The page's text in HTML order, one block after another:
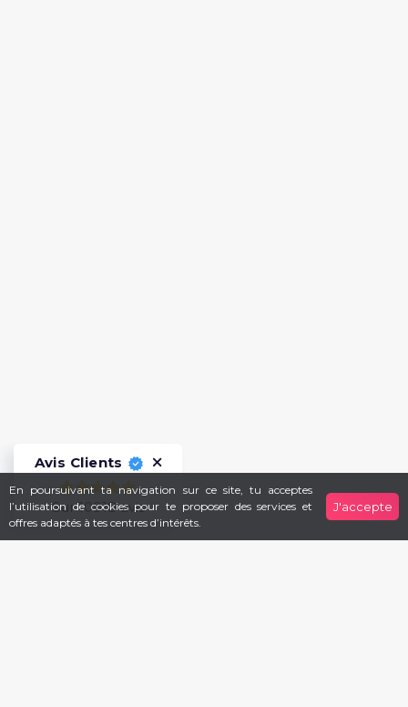
Avis Clients
Sur 10918 avis
En poursuivant ta navigation sur ce site, tu acceptes
l’utilisation de cookies pour te proposer des services et
offres adaptés à tes centres d’intérêts.
J'accepte